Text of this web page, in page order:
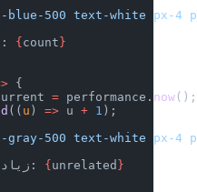
blue-500 text-white px-4
          زيادة المرتبط:
{count
=> {
performance.now
(( u ) => u 1 );
gray-500 text-white px-4
          زيادة غير المرتبط:
{unrelated